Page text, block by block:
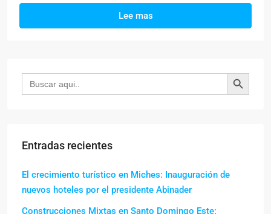
Lee mas
Buscar: Botón de búsqueda
Entradas recientes
El crecimiento turístico en Miches: Inauguración de
nuevos hoteles por el presidente Abinader
Construcciones Mixtas en Santo Domingo Este: